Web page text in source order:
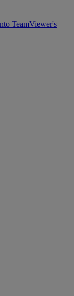
TeamViewer's